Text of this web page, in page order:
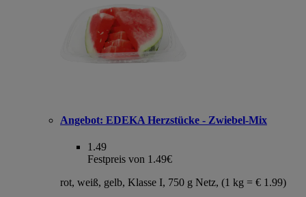
Angebot: EDEKA Herzstücke - Zwiebel-Mix
1.49
Festpreis von 1.49€
rot, weiß, gelb, Klasse I, 750 g Netz, (1 kg = € 1.99)